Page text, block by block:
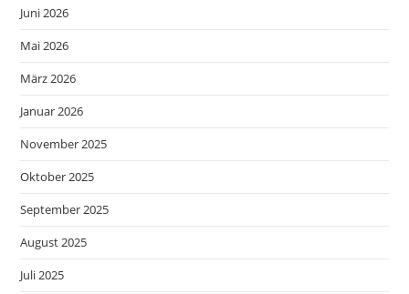
Juni 2026
Mai 2026
März 2026
Januar 2026
November 2025
Oktober 2025
September 2025
August 2025
Juli 2025